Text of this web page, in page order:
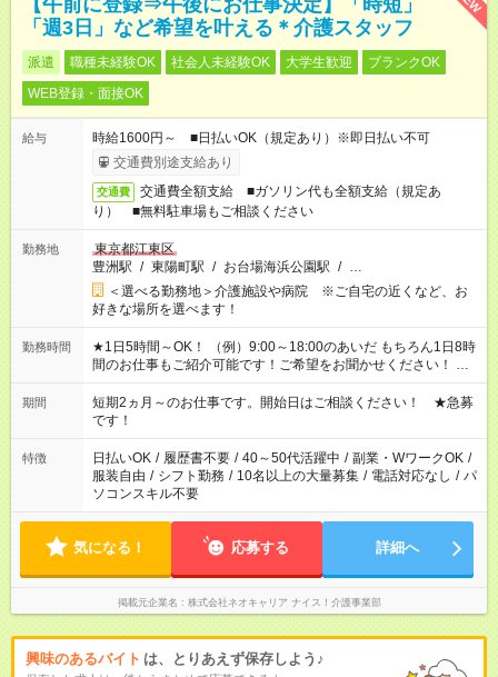
【午前に登録⇒午後にお仕事決定】「時短」
「週3日」など希望を叶える＊介護スタッフ
派遣 職種未経験OK 社会人未経験OK 大学生歓迎
ブランクOK
WEB登録・面接OK
給与
時給1600円～ ■日払いOK（規定あり）※即日払い不可
交通費別途支給あり
交通費
交通費全額支給 ■ガソリン代も全額支給（規定あ
り） ■無料駐車場もご相談ください
勤務地
東京都江東区
豊洲駅 / 東陽町駅 / お台場海浜公園駅 / …
＜選べる勤務地＞介護施設や病院 ※ご自宅の近くなど、お
好きな場所を選べます！
勤務時間
★1日5時間～OK！ （例）9:00～18:00のあいだ もちろん1日8時
間のお仕事もご紹介可能です！ご希望をお聞かせください！ ※
週最低15時間以上の勤務が必要です
期間
短期2ヵ月～のお仕事です。開始日はご相談ください！ ★急募
です！
特徴 日払いOK / 履歴書不要 / 40～50代活躍中 / 副業・WワークOK /
服装自由 / シフト勤務 / 10名以上の大量募集 / 電話対応なし / パ
ソコンスキル不要
気になる！ 応募する 詳細へ
掲載元企業名 株式会社ネオキャリア ナイス！介護事業部
興味のあるバイト は、とりあえず保存しよう♪